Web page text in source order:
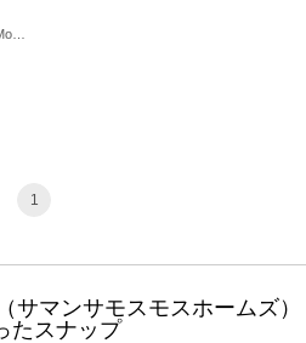
1
サマンサモスモスホームズ）
たスナップ